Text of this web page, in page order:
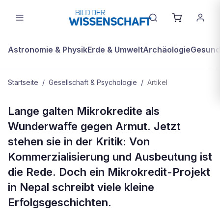
Astronomie & PhysikErde & UmweltArchäologie
Startseite / Gesellschaft & Psychologie / Artikel
Mikrokredite – so helfen sie wirklich
Lange galten Mikrokredite als
Wunderwaffe gegen Armut. Jetzt
stehen sie in der Kritik: Von
Kommerzialisierung und Ausbeutung ist
die Rede. Doch ein Mikrokredit-Projekt
in Nepal schreibt viele kleine
Erfolgsgeschichten.